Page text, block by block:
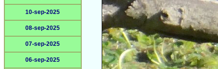
10-sep-2025
08-sep-2025
07-sep-2025
06-sep-2025